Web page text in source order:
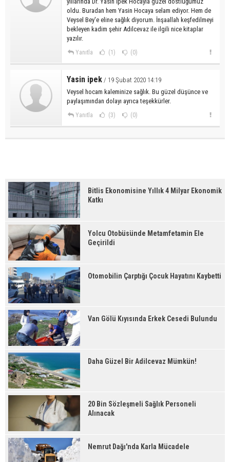
oldu. Buradan hem Yasin Hocaya selam ediyor. Hem de
Veysel Bey'e eline sağlık diyorum. İnşaallah keşfedilmeyi
bekleyen kadim şehir Adilcevaz ile ilgili nice kitaplar
yazılır.
Yanıtla (1) (0)
Yasin ipek / 19 Şubat 2020 14:19
Veysel hocam kaleminize sağlık. Bu güzel düşünce ve
paylaşımından dolayı ayrıca teşekkürler.
Yanıtla (3) (0)
Bitlis Ekonomisine Yıllık 4 Milyar Ekonomik
Katkı
Yolcu Otobüsünde Metamfetamin Ele
Geçirildi
Otomobilin Çarptığı Çocuk Hayatını Kaybetti
Van Gölü Kıyısında Erkek Cesedi Bulundu
Daha Güzel Bir Adilcevaz Mümkün!
20 Bin Sözleşmeli Sağlık Personeli
Alınacak
Nemrut Dağı'nda Karla Mücadele